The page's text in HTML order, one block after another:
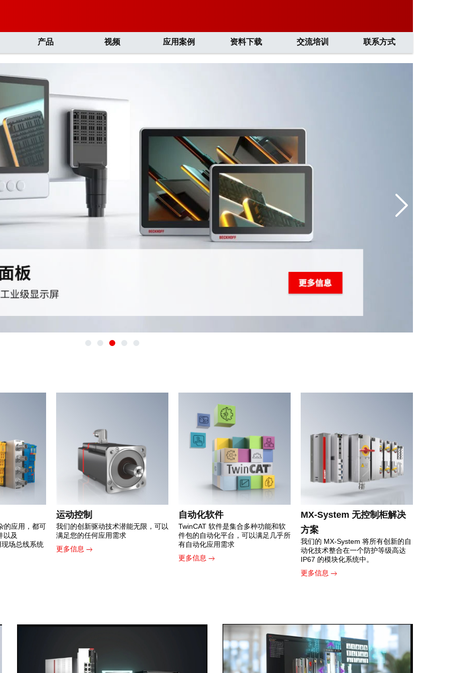
产品 视频 应用案例 资料下载 交流培训 联系方式
的应用，都可
以及
场总线系统
运动控制
我们的创新驱动技术潜能无限，可以
满足您的任何应用需求
更多信息
自动化软件
TwinCAT 软件是集合多种功能和软
件包的自动化平台，可以满足几乎所
有自动化应用需求
更多信息
MX-System 无控制柜解决
方案
我们的 MX-System 将所有创新的自
动化技术整合在一个防护等级高达
IP67 的模块化系统中。
更多信息